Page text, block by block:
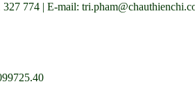
774 | E-mail: